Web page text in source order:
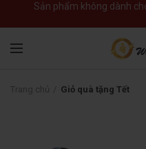
Giỏ quà tặng Tết
Sản phẩm không dành